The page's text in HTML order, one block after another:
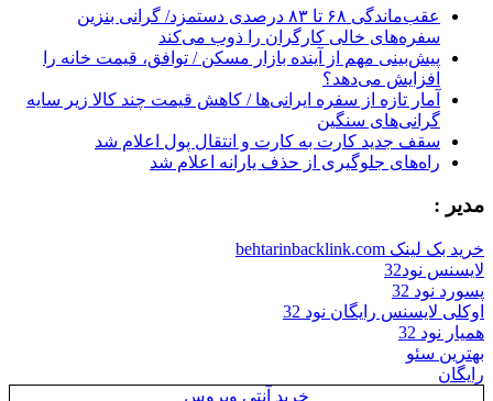
عقب‌ماندگی ۶۸ تا ۸۳ درصدی دستمزد/ گرانی بنزین
سفره‌های خالی کارگران را ذوب می‌کند
پیش‌بینی مهم از آینده بازار مسکن / توافق، قیمت خانه را
افزایش می‌دهد؟
آمار تازه از سفره ایرانی‌ها / کاهش قیمت چند کالا زیر سایه
گرانی‌های سنگین
سقف جدید کارت به کارت و انتقال پول اعلام شد
راه‌های جلوگیری از حذف یارانه اعلام شد
مدیر :
خرید بک لینک behtarinbacklink.com
لایسنس نود32
پسورد نود 32
اوکلی لایسنس رایگان نود 32
همیار نود 32
بهترین سئو
رایگان
خرید آنتی ویروس